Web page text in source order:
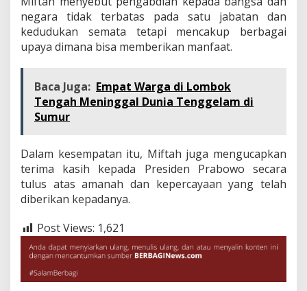
negara tidak terbatas pada satu jabatan dan
kedudukan semata tetapi mencakup berbagai
upaya dimana bisa memberikan manfaat.
Baca Juga: Empat Warga di Lombok
Tengah Meninggal Dunia Tenggelam di
Sumur
Dalam kesempatan itu, Miftah juga mengucapkan
terima kasih kepada Presiden Prabowo secara
tulus atas amanah dan kepercayaan yang telah
diberikan kepadanya.
Post Views: 1,621